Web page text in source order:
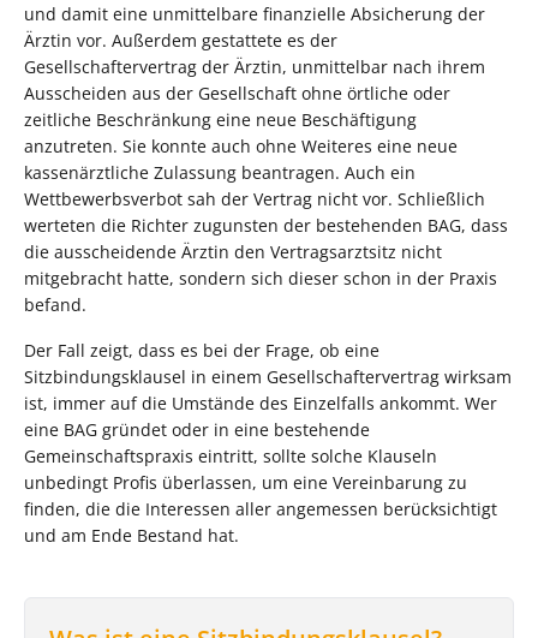
und damit eine unmittelbare finanzielle Absicherung der
Ärztin vor. Außerdem gestattete es der
Gesellschaftervertrag der Ärztin, unmittelbar nach ihrem
Ausscheiden aus der Gesellschaft ohne örtliche oder
zeitliche Beschränkung eine neue Beschäftigung
anzutreten. Sie konnte auch ohne Weiteres eine neue
kassenärztliche Zulassung beantragen. Auch ein
Wettbewerbsverbot sah der Vertrag nicht vor. Schließlich
werteten die Richter zugunsten der bestehenden BAG, dass
die ausscheidende Ärztin den Vertragsarztsitz nicht
mitgebracht hatte, sondern sich dieser schon in der Praxis
befand.
Der Fall zeigt, dass es bei der Frage, ob eine
Sitzbindungsklausel in einem Gesellschaftervertrag wirksam
ist, immer auf die Umstände des Einzelfalls ankommt. Wer
eine BAG gründet oder in eine bestehende
Gemeinschaftspraxis eintritt, sollte solche Klauseln
unbedingt Profis überlassen, um eine Vereinbarung zu
finden, die die Interessen aller angemessen berücksichtigt
und am Ende Bestand hat.